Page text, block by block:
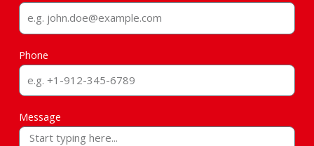
Phone
Message